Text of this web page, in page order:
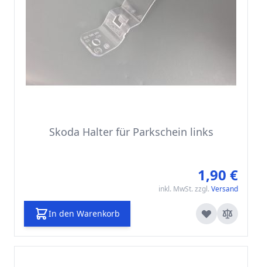
Skoda Halter für Parkschein links
1,90 €
inkl. MwSt. zzgl. Versand
In den Warenkorb